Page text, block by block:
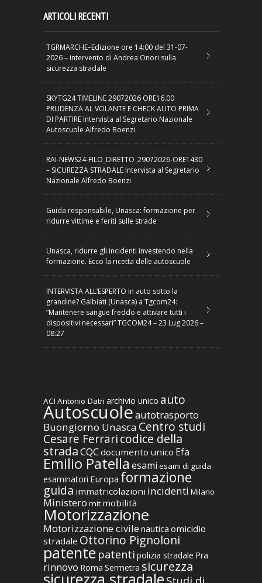
ARTICOLI RECENTI
TGRMARCHE–Edizione ore 14:00 del 31-07-
2026 – intervento di Andrea Onori sulla
sicurezza stradale
SKYTG24 TIMELINE 29072026 ORE16.00
PRUDENZA AL VOLANTE E CHECK AUTO PRIMA
DI PARTIRE Intervista al Segretario Nazionale
Autoscuole Alfredo Boenzi
RAI-NEWS24-FILO_DIRETTO_29072026-ORE1430
– SICUREZZA STRADALE Intervista al Segretario
Nazionale Alfredo Boenzi
Guida responsabile, Unasca: formazione per
ridurre vittime e feriti sulle strade
Unasca, ridurre gli incidenti investendo nella
formazione. Ecco la ricetta delle autoscuole
INTERVISTA ALL’ESPERTO In auto sotto la
grandine? Galbiati (Unasca) a Tgcom24:
“Mantenere sangue freddo e attivare tutti i
dispositivi necessari” TGCOM24 – 23 Lug 2026 –
08:27
ACI Antonio Datri archivio unico auto
Autoscuoleautotrasporto
Buongiorno Unasca Centro studi
Cesare Ferraricodice della
stradaCQCdocumento unico Efa
Emilio Patella esami esami di guida
esaminatori Europa formazione
guida immatricolazioni incidenti Milano
Ministero mit mobilità
Motorizzazione
Motorizzazione civile nautica omicidio
stradale Ottorino Pignoloni
patente patenti polizia stradale Pra
rinnovo Roma Sermetra sicurezza
sicurezza stradale